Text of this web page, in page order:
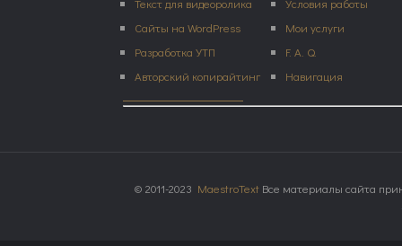
Сайты на WordPress
Разработка УТП
Авторский копирайтинг
Мои услуги
F. A. Q.
Навигация
© 2011-2023 MaestroTextВсе материалы сайта